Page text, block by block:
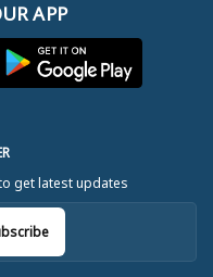
APP
get latest updates